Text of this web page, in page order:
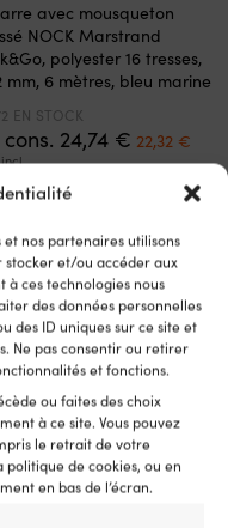
nos partenaires utilisons
stocker et/ou accéder aux
à ces technologies nous
des données personnelles
des ID uniques sur ce site et
Ne pas consentir ou retirer
et fonctions.
ou faites des choix
à ce site. Vous pouvez
le retrait de votre
de cookies, ou en
en bas de l’écran.
avec mousqueton
NOCK Marstrand
polyester 16 tresses,
mm, 6 mètres, bleu marine
cons. 24,74 € Le
prix
22,32 €Le
prix
est :
incl.
EN STOCK
avec œil épissé NOCK